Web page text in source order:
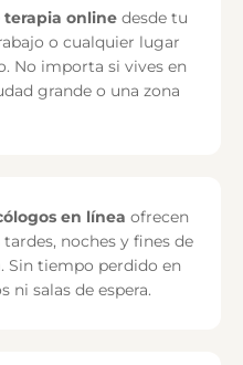
terapia online desde tu
o cualquier lugar
No importa si vives en
grande o una zona
en línea ofrecen
noches y fines de
Sin tiempo perdido en
ni salas de espera.